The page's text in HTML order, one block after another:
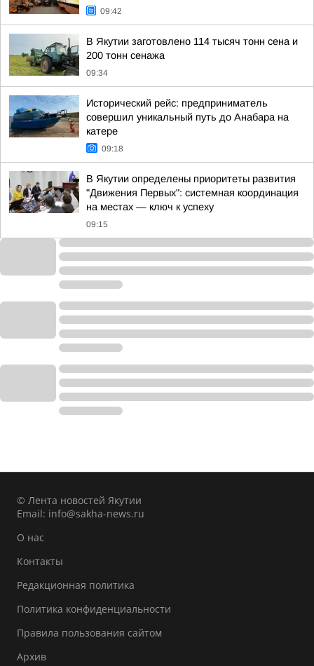
09:42
В Якутии заготовлено 114 тысяч тонн сена и
200 тонн сенажа
09:34
Исторический рейс: предприниматель
совершил уникальный путь до Анабара на
катере
09:18
В Якутии определены приоритеты развития
"Движения Первых": системная координация
на местах — ключ к успеху
09:15
© Лента новостей Якутии
Email: info@sakha-news.ru
О нас
Контакты
Редакционная политика
Политика конфиденциальности
Правила пользования сайтом
Архив